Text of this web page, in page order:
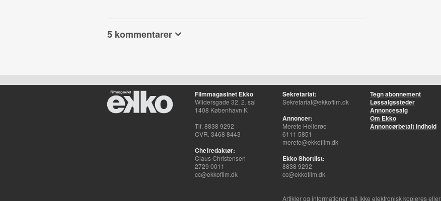
5 kommentarer
Filmmagasinet Ekko
Wildersgade 32, 2. sal
1408 København K
Tlf. 8838 9292
CVR. 3468 8443
Chefredaktør:
Claus Christensen
2729 0011
cc@ekkofilm.dk
Sekretariat:
Sekretariat@ekkofilm.dk
Annoncer:
Merete Hellerøe
6111 5851
merete@ekkofilm.dk
Ekko Shortlist:
8838 9292
cc@ekkofilm.dk
Tegn abonnement
Løssalgssteder
Annoncesalg
Om Ekko
Annoncørbetalt indhold
Artikler og informationer må ikke elektronisk kopieres eller